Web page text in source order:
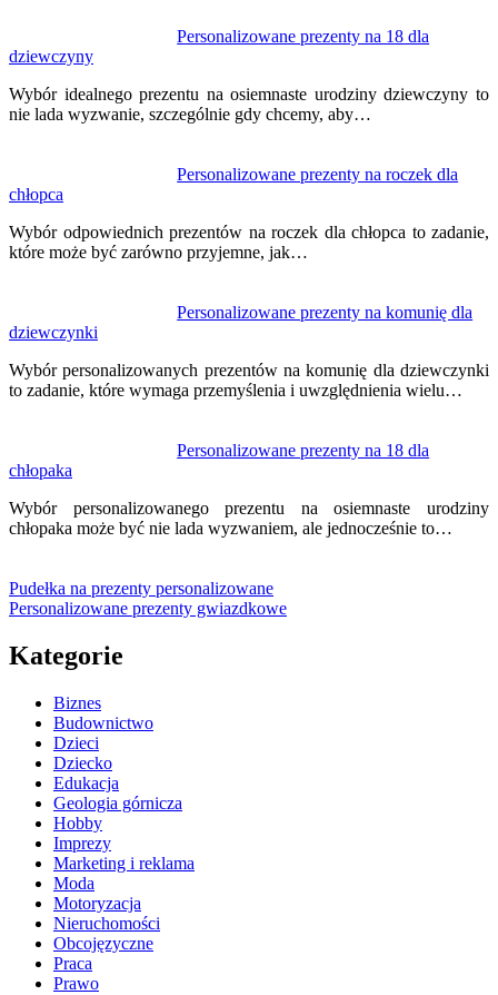
Personalizowane prezenty na 18 dla
dziewczyny
Wybór idealnego prezentu na osiemnaste urodziny dziewczyny to
nie lada wyzwanie, szczególnie gdy chcemy, aby…
Personalizowane prezenty na roczek dla
chłopca
Wybór odpowiednich prezentów na roczek dla chłopca to zadanie,
które może być zarówno przyjemne, jak…
Personalizowane prezenty na komunię dla
dziewczynki
Wybór personalizowanych prezentów na komunię dla dziewczynki
to zadanie, które wymaga przemyślenia i uwzględnienia wielu…
Personalizowane prezenty na 18 dla
chłopaka
Wybór personalizowanego prezentu na osiemnaste urodziny
chłopaka może być nie lada wyzwaniem, ale jednocześnie to…
Pudełka na prezenty personalizowane
Personalizowane prezenty gwiazdkowe
Kategorie
Biznes
Budownictwo
Dzieci
Dziecko
Edukacja
Geologia górnicza
Hobby
Imprezy
Marketing i reklama
Moda
Motoryzacja
Nieruchomości
Obcojęzyczne
Praca
Prawo